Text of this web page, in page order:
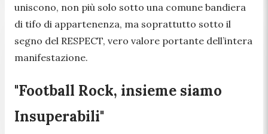
uniscono, non più solo sotto una comune bandiera
di tifo di appartenenza, ma soprattutto sotto il
segno del RESPECT, vero valore portante dell’intera
manifestazione.
"Football Rock, insieme siamo
Insuperabili"